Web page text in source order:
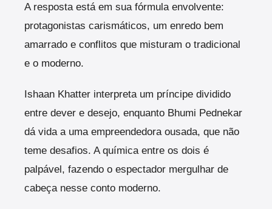
A resposta está em sua fórmula envolvente:
protagonistas carismáticos, um enredo bem
amarrado e conflitos que misturam o tradicional
e o moderno.
Ishaan Khatter interpreta um príncipe dividido
entre dever e desejo, enquanto Bhumi Pednekar
dá vida a uma empreendedora ousada, que não
teme desafios. A química entre os dois é
palpável, fazendo o espectador mergulhar de
cabeça nesse conto moderno.